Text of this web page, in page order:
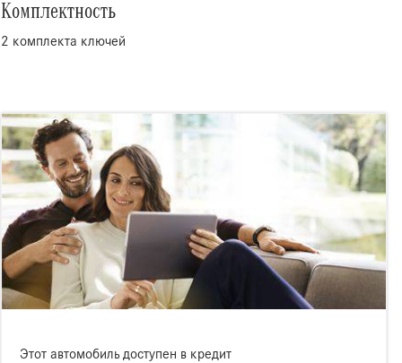
Комплектность
2 комплекта ключей
Этот автомобиль доступен в кредит